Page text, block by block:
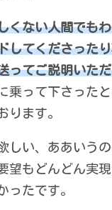
くない人間でも
してくださった
ってご説明いた
乗って下さった
ります。
しい、ああいう
望もどんどん実
ったです。